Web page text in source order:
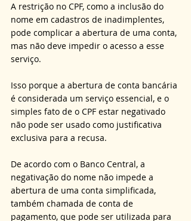
A restrição no CPF, como a inclusão do
nome em cadastros de inadimplentes,
pode complicar a abertura de uma conta,
mas não deve impedir o acesso a esse
serviço.
Isso porque a abertura de conta bancária
é considerada um serviço essencial, e o
simples fato de o CPF estar negativado
não pode ser usado como justificativa
exclusiva para a recusa.
De acordo com o Banco Central, a
negativação do nome não impede a
abertura de uma conta simplificada,
também chamada de conta de
pagamento, que pode ser utilizada para